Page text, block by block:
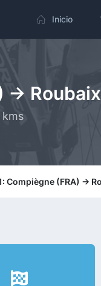
Inicio
->
Compiègne (FRA) ->